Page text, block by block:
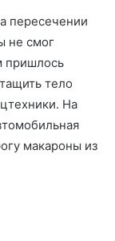
пересечении
не смог
пришлось
тело
На
макароны из